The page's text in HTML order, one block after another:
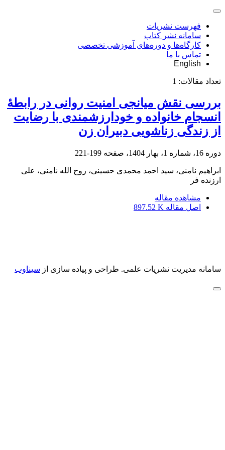
فهرست نشریات
سامانه نشر کتاب
کارگاه‌ها و دوره‌های آموزشی تخصصی
تماس با ما
English
تعداد مقالات: 1
بررسی نقش میانجی امنیت روانی در رابطۀ
انسجام خانواده و خودارزشمندی با رضایت
از زندگی زناشویی دبیران زن
دوره 16، شماره 1، بهار 1404، صفحه 199-221
ابراهیم نامنی، سید احمد محمدی حسینی، روح الله نامنی، علی
ارزنده فر
مشاهده مقاله
اصل مقاله 897.52 K
سامانه مدیریت نشریات علمی. طراحی و پیاده سازی از سیناوب